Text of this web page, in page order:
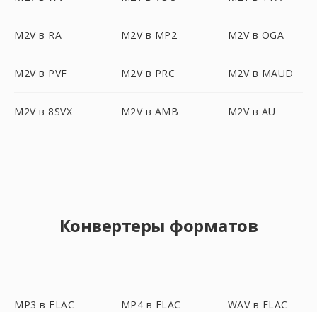
M2V в RA M2V в MP2 M2V в OGA
M2V в PVF M2V в PRC M2V в MAUD
M2V в 8SVX M2V в AMB M2V в AU
Конвертеры форматов
MP3 в FLAC MP4 в FLAC WAV в FLAC